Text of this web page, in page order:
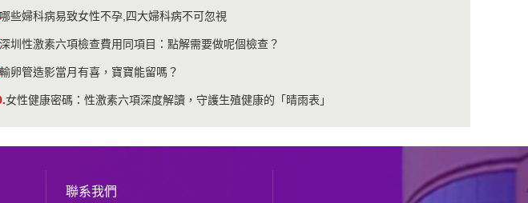
哪些婦科病易致女性不孕,四大婦科病不可忽視
深圳性激素六項檢查費用同項目：點解需要做呢個檢查？
輸卵管造影當月有喜，寶寶能留嗎？
女性健康密碼：性激素六項深度解讀，守護生殖健康的「晴雨表」
聯系我們